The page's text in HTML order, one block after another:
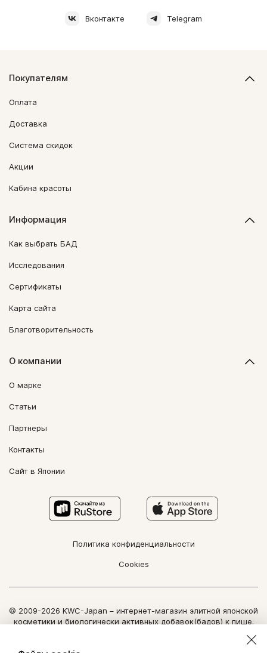
Вконтакте Telegram
Покупателям
Оплата
Доставка
Система скидок
Акции
Кабина красоты
Информация
Как выбрать БАД
Исследования
Сертификаты
Карта сайта
Благотворительность
О компании
О марке
Статьи
Партнеры
Контакты
Сайт в Японии
Политика конфиденциальности
Cookies
© 2009-2026 KWC-Japan – интернет-магазин элитной японской
косметики и биологически активных добавок(бадов) к пище.
Использование информации сайта возможно только по